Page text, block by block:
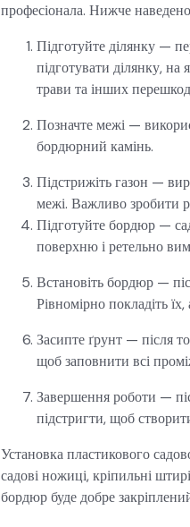
професіонала. Нижче
Підготуйте ділянку —
підготувати ділянку,
трави та інших
Позначте межі —
бордюрний камінь.
Підстрижіть газон —
межі. Важливо зробити
Підготуйте бордюр —
поверхню і ретельно
Встановіть бордюр —
Рівномірно покладіть
Засипте ґрунт — після
щоб заповнити всі
Завершення роботи —
підстригти, щоб
Установка пластикового
садові ножиці, кріпильні
бордюр буде добре